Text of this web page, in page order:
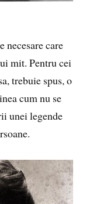
necesare care
mit. Pentru cei
trebuie spus, o
cum nu se
unei legende